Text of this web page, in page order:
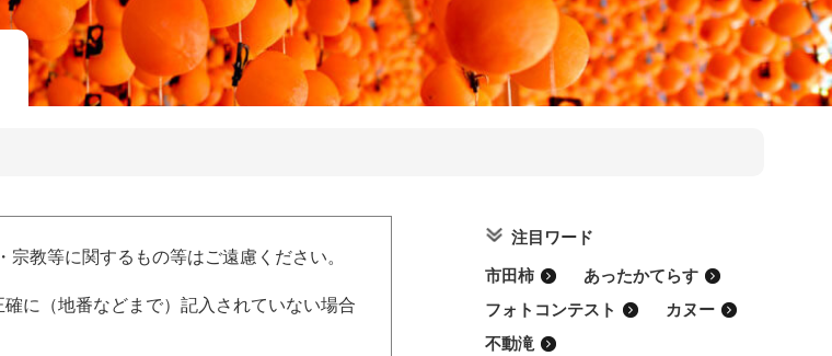
教等に関するもの等はご遠慮ください。
に（地番などまで）記入されていない場合
注目ワード
市田柿
あったかてらす
フォトコンテスト
カヌー
不動滝